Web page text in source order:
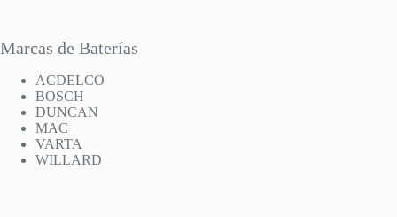
Marcas de Baterías
ACDELCO
BOSCH
DUNCAN
MAC
VARTA
WILLARD